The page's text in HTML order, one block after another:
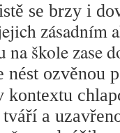
se brzy i
zásadním
škole zase
nést ozvěnou
a